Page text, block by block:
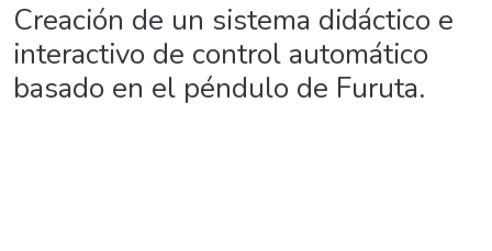
Creación de un sistema didáctico e
interactivo de control automático
basado en el péndulo de Furuta.